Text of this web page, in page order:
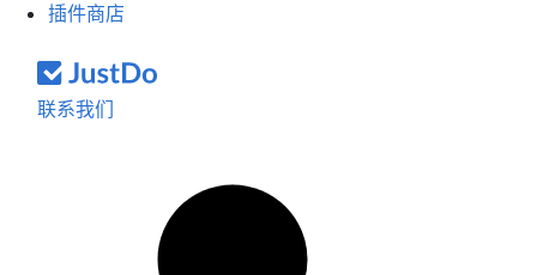
插件商店
联系我们